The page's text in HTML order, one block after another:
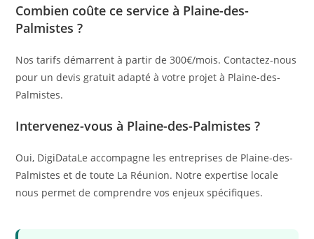
Combien coûte ce service à Plaine-des-
Palmistes ?
Nos tarifs démarrent à partir de 300€/mois. Contactez-nous
pour un devis gratuit adapté à votre projet à Plaine-des-
Palmistes.
Intervenez-vous à Plaine-des-Palmistes ?
Oui, DigiDataLe accompagne les entreprises de Plaine-des-
Palmistes et de toute La Réunion. Notre expertise locale
nous permet de comprendre vos enjeux spécifiques.